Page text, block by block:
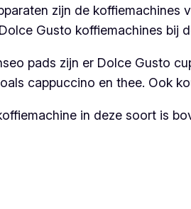
zijn de koffiemachines
Gusto koffiemachines bij
pads zijn er Dolce Gusto
cappuccino en thee. Ook
in deze soort is